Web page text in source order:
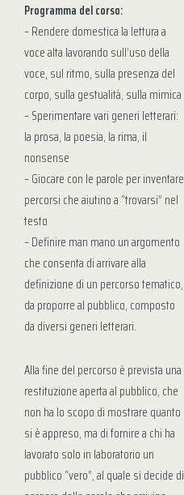
Programma del corso:
– Rendere domestica la lettura a
voce alta lavorando sull’uso della
voce, sul ritmo, sulla presenza del
corpo, sulla gestualità, sulla mimica
– Sperimentare vari generi letterari:
la prosa, la poesia, la rima, il
nonsense
– Giocare con le parole per inventare
percorsi che aiutino a “trovarsi” nel
testo
– Definire man mano un argomento
che consenta di arrivare alla
definizione di un percorso tematico,
da proporre al pubblico, composto
da diversi generi letterari.
Alla fine del percorso è prevista una
restituzione aperta al pubblico, che
non ha lo scopo di mostrare quanto
si è appreso, ma di fornire a chi ha
lavorato solo in laboratorio un
pubblico “vero”, al quale si decide di